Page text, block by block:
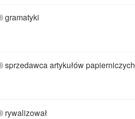
gramatyki
sprzedawca artykułów papierniczych
rywalizował